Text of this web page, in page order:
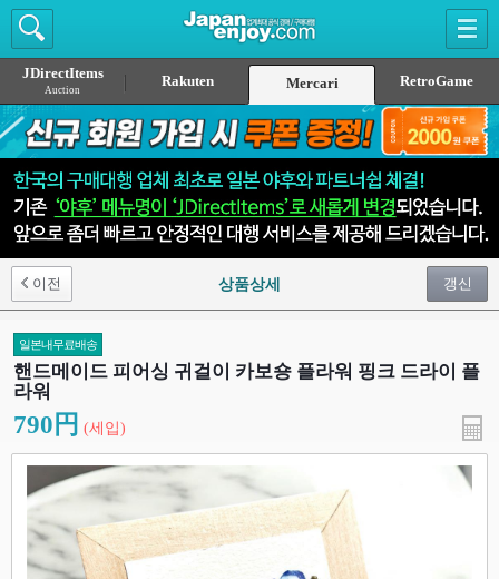
JDirectItems
Auction
Rakuten Mercari RetroGame
상품상세
이전 갱신
일본내무료배송
핸드메이드 피어싱 귀걸이 카보숑 플라워 핑크 드라이 플
라워
790円 (세입)